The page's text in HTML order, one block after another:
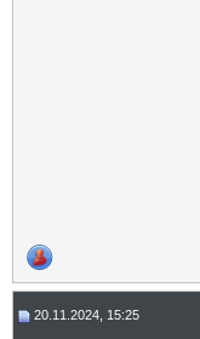
20.11.2024, 15:25